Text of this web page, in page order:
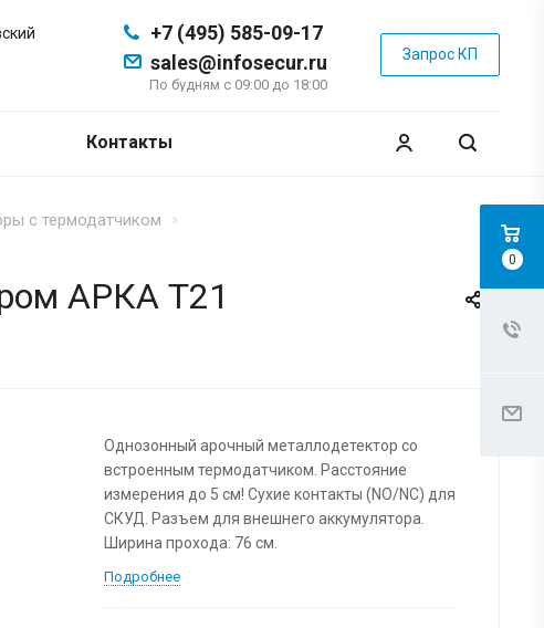
+7 (495) 585-09-17
sales@infosecur.ru
По будням с 09:00 до 18:00
Запрос КП
Контакты
с термодатчиком
АРКА Т21
Однозонный арочный металлодетектор со
встроенным термодатчиком. Расстояние
измерения до 5 см! Сухие контакты (NO/NC) для
СКУД. Разъем для внешнего аккумулятора.
Ширина прохода: 76 см.
Подробнее
0